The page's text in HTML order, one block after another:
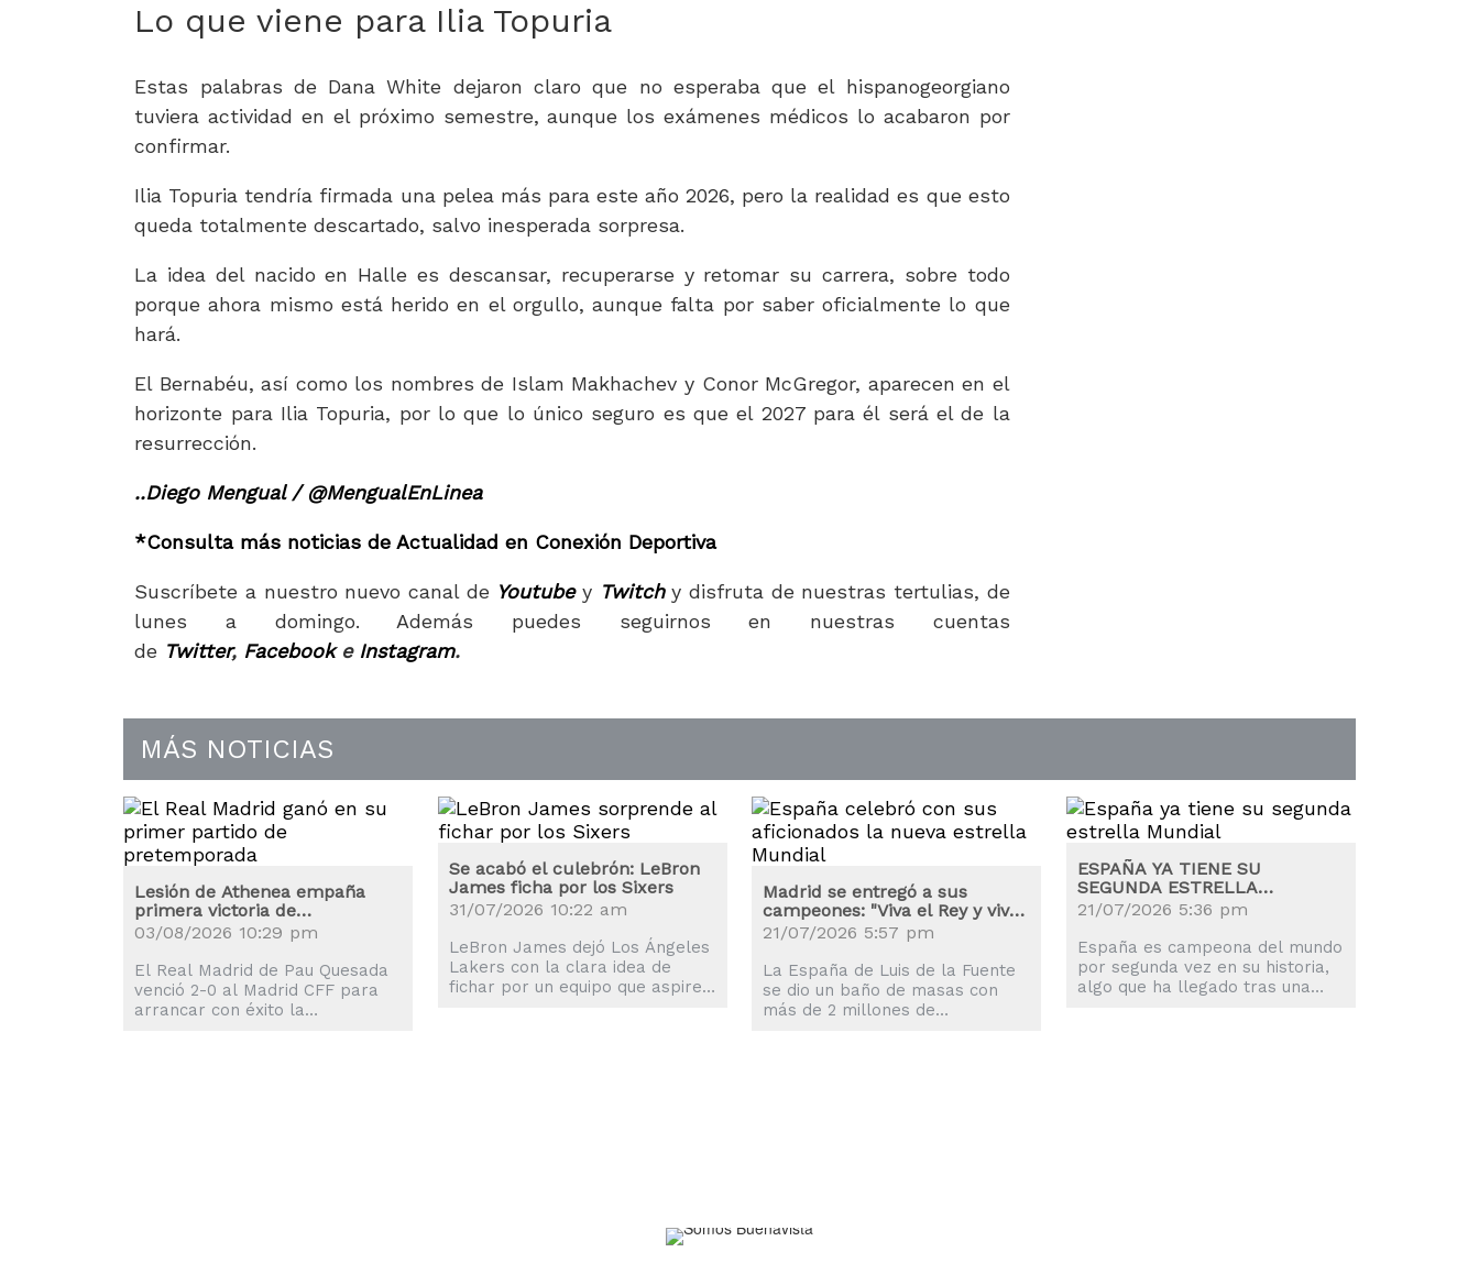
Lo que viene para Ilia Topuria
Estas palabras de Dana White dejaron claro que no esperaba que el hispanogeorgiano
tuviera actividad en el próximo semestre, aunque los exámenes médicos lo acabaron por
confirmar.
Ilia Topuria tendría firmada una pelea más para este año 2026, pero la realidad es que esto
queda totalmente descartado, salvo inesperada sorpresa.
La idea del nacido en Halle es descansar, recuperarse y retomar su carrera, sobre todo
porque ahora mismo está herido en el orgullo, aunque falta por saber oficialmente lo que
hará.
El Bernabéu, así como los nombres de Islam Makhachev y Conor McGregor, aparecen en el
horizonte para Ilia Topuria, por lo que lo único seguro es que el 2027 para él será el de la
resurrección.
..Diego Mengual / @MengualEnLinea
*Consulta más noticias de Actualidad en Conexión Deportiva
Suscríbete a nuestro nuevo canal de Youtubey Twitchy disfruta de nuestras tertulias, de
lunes a domingo. Además puedes seguirnos en nuestras cuentas
de Twitter, Facebooke Instagram.
MÁS NOTICIAS
Lesión de Athenea empaña
primera victoria de
pretemporada del Real Madrid
03/08/2026 10:29 pm
El Real Madrid de Pau Quesada
venció 2-0 al Madrid CFF para
arrancar con éxito la
Se acabó el culebrón: LeBron
James ficha por los Sixers
31/07/2026 10:22 am
LeBron James dejó Los Ángeles
Lakers con la clara idea de
fichar por un equipo que aspire
Madrid se entregó a sus
campeones: "Viva el Rey y viva
España"
21/07/2026 5:57 pm
La España de Luis de la Fuente
se dio un baño de masas con
más de 2 millones de
ESPAÑA YA TIENE SU
SEGUNDA ESTRELLA
MUNDIAL
21/07/2026 5:36 pm
España es campeona del mundo
por segunda vez en su historia,
algo que ha llegado tras una